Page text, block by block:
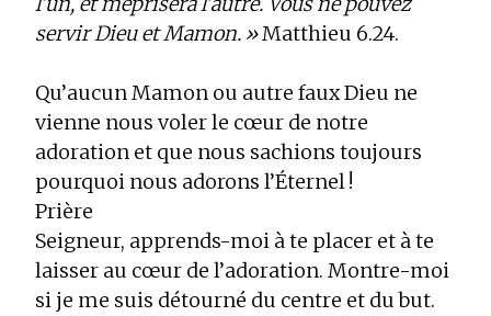
servir Dieu et Mamon. »Matthieu 6.24.
Qu’aucun Mamon ou autre faux Dieu ne
vienne nous voler le cœur de notre
adoration et que nous sachions toujours
pourquoi nous adorons l’Éternel !
Prière
Seigneur, apprends-moi à te placer et à te
laisser au cœur de l’adoration. Montre-moi
si je me suis détourné du centre et du but.